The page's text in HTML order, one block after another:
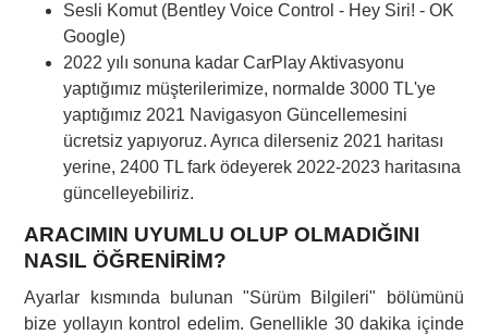
Sesli Komut (Bentley Voice Control - Hey Siri! - OK
Google)
2022 yılı sonuna kadar CarPlay Aktivasyonu
yaptığımız müşterilerimize, normalde 3000 TL'ye
yaptığımız 2021 Navigasyon Güncellemesini
ücretsiz yapıyoruz. Ayrıca dilerseniz 2021 haritası
yerine, 2400 TL fark ödeyerek 2022-2023 haritasına
güncelleyebiliriz.
ARACIMIN UYUMLU OLUP OLMADIĞINI
NASIL ÖĞRENİRİM?
Ayarlar kısmında bulunan "Sürüm Bilgileri" bölümünü
bize yollayın kontrol edelim. Genellikle 30 dakika içinde